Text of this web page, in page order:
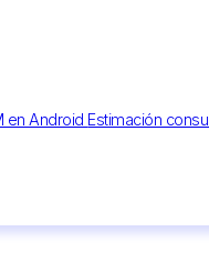
en Android Estimación